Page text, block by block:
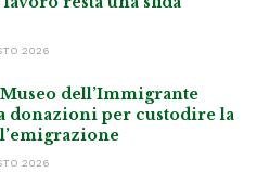
2026
dell’Immigrante
donazioni per custodire la
2026